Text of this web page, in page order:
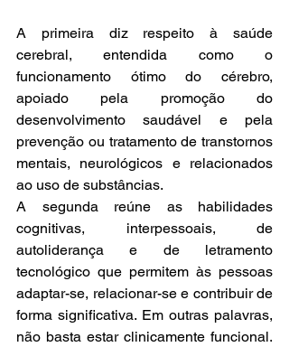
A primeira diz respeito à saúde
cerebral, entendida como o
funcionamento ótimo do cérebro,
apoiado pela promoção do
desenvolvimento saudável e pela
prevenção ou tratamento de transtornos
mentais, neurológicos e relacionados
ao uso de substâncias.
A segunda reúne as habilidades
cognitivas, interpessoais, de
autoliderança e de letramento
tecnológico que permitem às pessoas
adaptar-se, relacionar-se e contribuir de
forma significativa. Em outras palavras,
não basta estar clinicamente funcional.